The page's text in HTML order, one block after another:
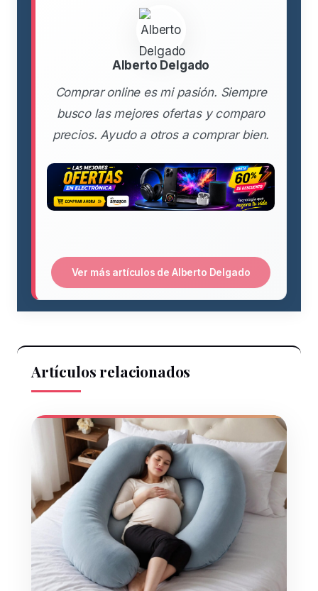
Alberto Delgado
Comprar online es mi pasión. Siempre
busco las mejores ofertas y comparo
precios. Ayudo a otros a comprar bien.
Ver más artículos de Alberto Delgado
Artículos relacionados